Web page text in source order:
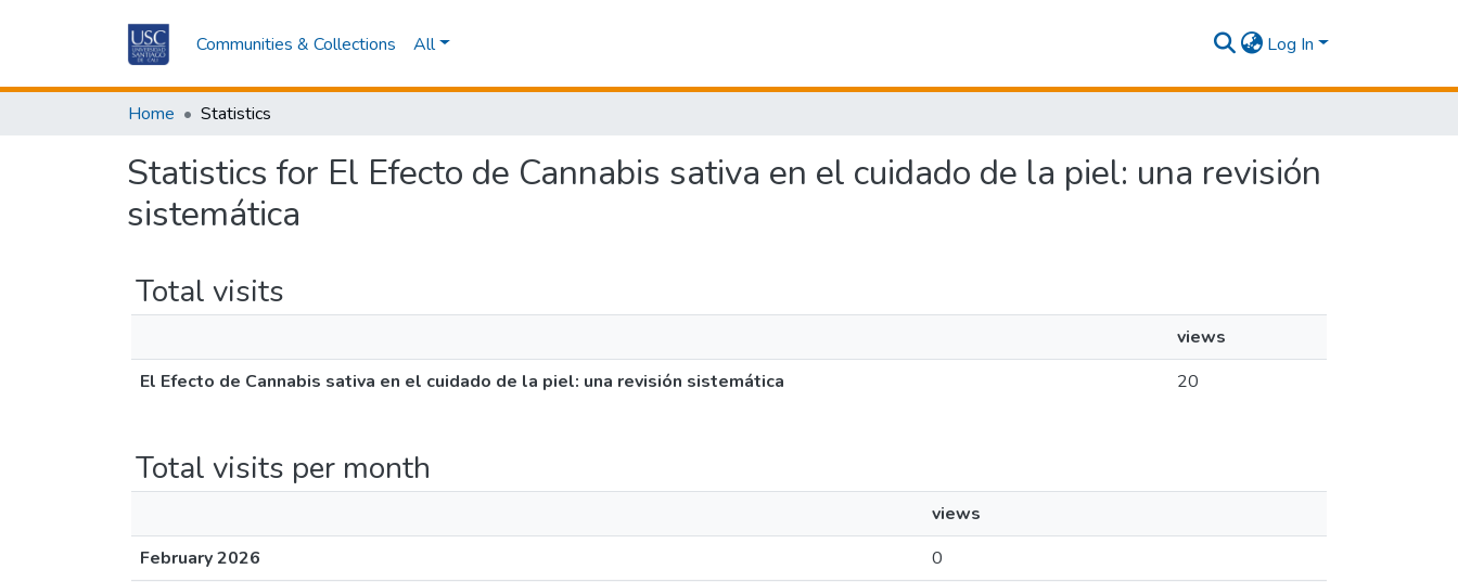
Communities & Collections All Log In
Home Statistics
Statistics for El Efecto de Cannabis sativa en el cuidado de la piel: una revisión
sistemática
Total visits
views
El Efecto de Cannabis sativa en el cuidado de la piel: una revisión sistemática
20
Total visits per month
views
February 2026
0